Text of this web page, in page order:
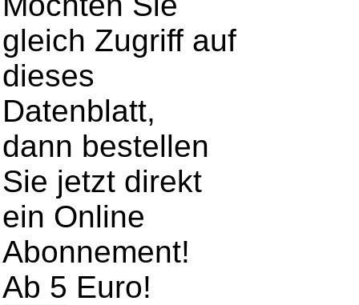
gleich Zugriff auf
dieses
Datenblatt,
dann bestellen
Sie jetzt direkt
ein Online
Abonnement!
Ab 5 Euro!